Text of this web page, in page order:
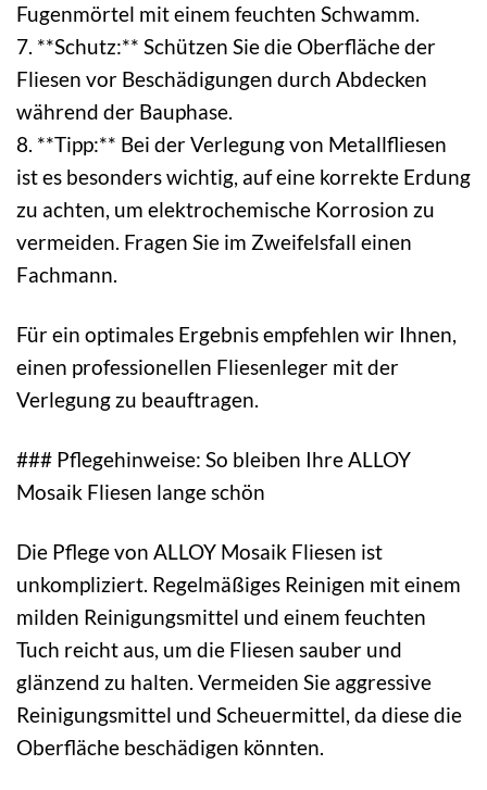
Fugenmörtel mit einem feuchten Schwamm.
7. **Schutz:** Schützen Sie die Oberfläche der
Fliesen vor Beschädigungen durch Abdecken
während der Bauphase.
8. **Tipp:** Bei der Verlegung von Metallfliesen
ist es besonders wichtig, auf eine korrekte Erdung
zu achten, um elektrochemische Korrosion zu
vermeiden. Fragen Sie im Zweifelsfall einen
Fachmann.
Für ein optimales Ergebnis empfehlen wir Ihnen,
einen professionellen Fliesenleger mit der
Verlegung zu beauftragen.
### Pflegehinweise: So bleiben Ihre ALLOY
Mosaik Fliesen lange schön
Die Pflege von ALLOY Mosaik Fliesen ist
unkompliziert. Regelmäßiges Reinigen mit einem
milden Reinigungsmittel und einem feuchten
Tuch reicht aus, um die Fliesen sauber und
glänzend zu halten. Vermeiden Sie aggressive
Reinigungsmittel und Scheuermittel, da diese die
Oberfläche beschädigen könnten.